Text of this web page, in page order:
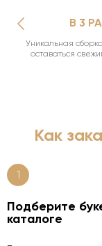
В 3
Уникальная
оставаться
Как
1
Подберите
каталоге